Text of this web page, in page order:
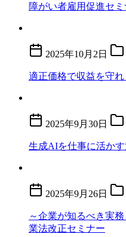
障がい者雇用促進セ
2025年10月2日
適正価格で収益を守
2025年9月30日
生成AIを仕事に活か
2025年9月26日
～企業が知るべき実
業法改正セミナー